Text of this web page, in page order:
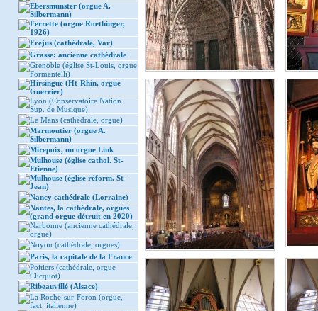
Ebersmunster (orgue A.
Silbermann)
Ferrette (orgue Roethinger,
1926)
Fréjus (cathédrale, Var)
Grasse: ancienne cathédrale
Grenoble (église St-Louis, orgue
Formentelli)
Hirsingue (Ht-Rhin, orgue
Guerrier)
Lyon (Conservatoire Nation.
Sup. de Musique)
Le Mans (cathédrale, orgue)
Marmoutier (orgue A.
Silbermann)
Mirepoix, un orgue Link
Mulhouse (église cathol. St-
Etienne)
Mulhouse (église réform. St-
Jean)
Nancy cathédrale (Lorraine)
Nantes, la cathédrale, orgues
(grand orgue détruit en 2020)
Narbonne (ancienne cathédrale,
orgue)
Noyon (cathédrale, orgues)
Paris, la capitale de la France
Poitiers (cathédrale, orgue
Clicquot)
Ribeauvillé (Alsace)
La Roche-sur-Foron (orgue,
fact. italienne)